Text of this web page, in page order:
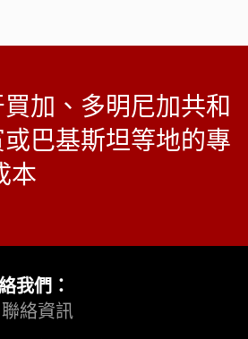
加、多明尼加共和
巴基斯坦等地的專
本
我們：
聯絡資訊